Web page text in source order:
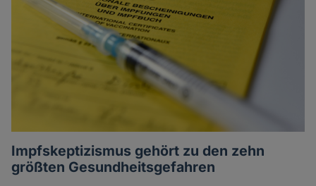
Impfskeptizismus gehört zu den zehn
größten Gesundheitsgefahren